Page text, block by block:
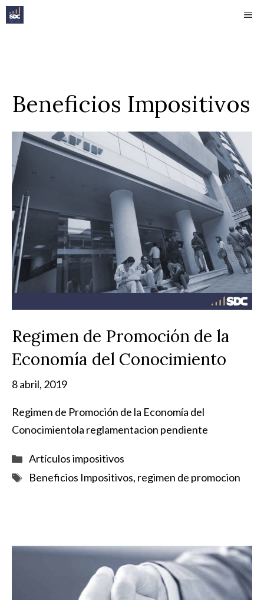
Saltar
al
Beneficios Impositivos
Regimen de Promoción de la
Economía del Conocimiento
8 abril, 2019
Regimen de Promoción de la Economía del
Conocimientola reglamentacion pendiente
Categorías
Artículos impositivos
Etiquetas
Beneficios Impositivos, regimen de promocion